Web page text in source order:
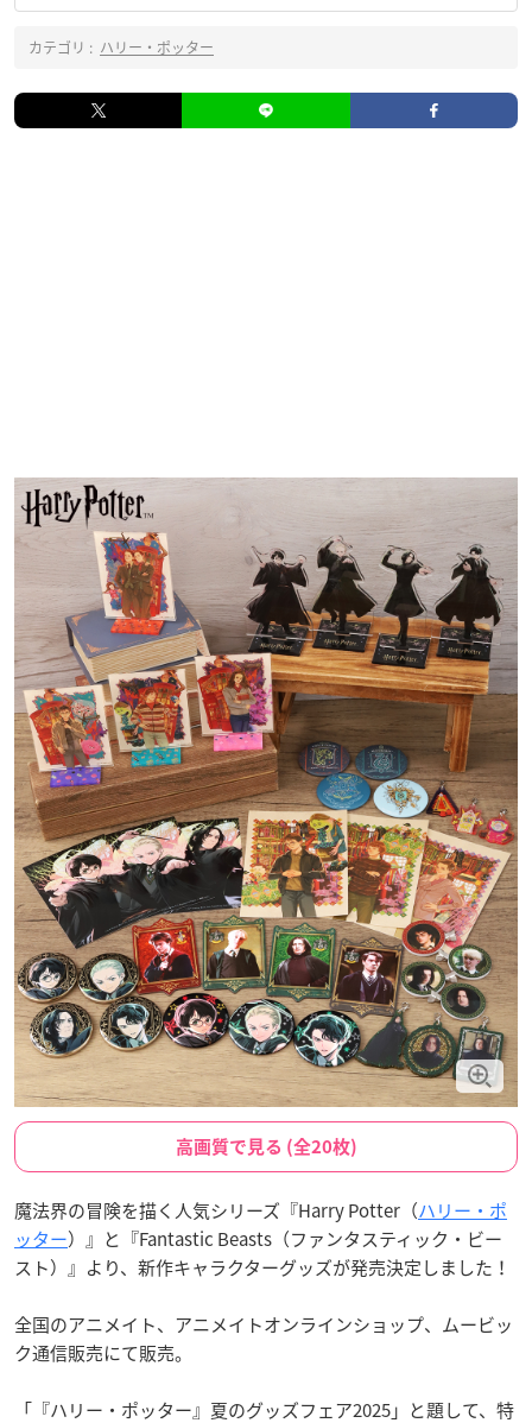
カテゴリ : ハリー・ポッター
高画質で見る (全20枚)
魔法界の冒険を描く人気シリーズ『Harry Potter（ハリー・ポ
ッター）』と『Fantastic Beasts（ファンタスティック・ビー
スト）』より、新作キャラクターグッズが発売決定しました！
全国のアニメイト、アニメイトオンラインショップ、ムービッ
ク通信販売にて販売。
「『ハリー・ポッター』夏のグッズフェア2025」と題して、特